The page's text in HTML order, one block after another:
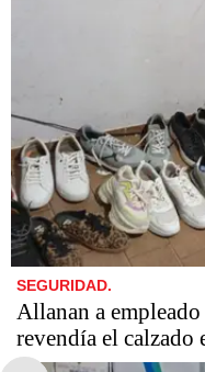
SEGURIDAD.
Allanan a
revendía el calzado